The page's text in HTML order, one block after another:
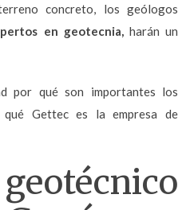
concreto, los geólogos
en geotecnia, harán un
por qué son importantes los
Gettec es la empresa de